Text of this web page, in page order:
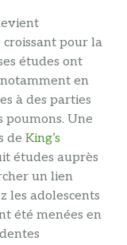
pour la
études ont
en
à des parties
poumons. Une
de King’s
études auprès
un lien
les adolescents
été menées en